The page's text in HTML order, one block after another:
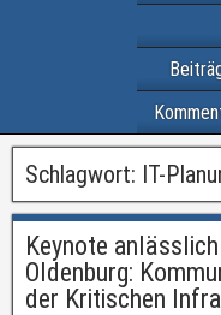
Schlagwort: IT-
Keynote
Oldenburg:
der Kritischen